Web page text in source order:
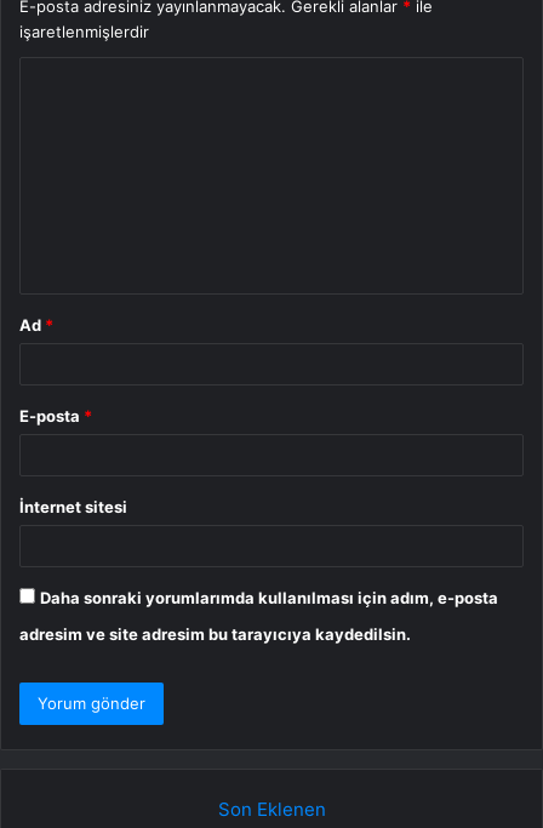
E-posta adresiniz yayınlanmayacak. Gerekli alanlar * ile
işaretlenmişlerdir
Ad *
E-posta *
İnternet sitesi
Daha sonraki yorumlarımda kullanılması için adım, e-posta
adresim ve site adresim bu tarayıcıya kaydedilsin.
Son Eklenen